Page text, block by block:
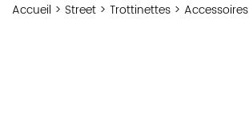
Accueil > Street > Trottinettes > Accessoires